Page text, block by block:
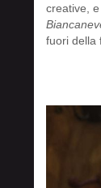
creative,
fuori della